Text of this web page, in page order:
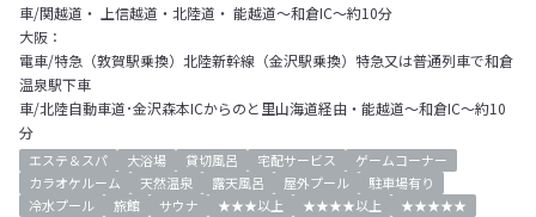
車/関越道・ 上信越道・北陸道・ 能越道～和倉IC～約10分
大阪：
電車/特急（敦賀駅乗換）北陸新幹線（金沢駅乗換）特急又は普通列車で和倉
温泉駅下車
車/北陸自動車道･金沢森本ICからのと里山海道経由・能越道～和倉IC～約10
分
エステ＆スパ 大浴場 貸切風呂 宅配サービス
ゲームコーナー
カラオケルーム
天然温泉 露天風呂 屋外プール
駐車場有り
冷水プール
旅館 サウナ ★★★以上 ★★★★以上
★★★★★